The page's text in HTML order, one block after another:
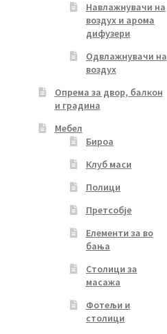
Навлажнувачи на
воздух и арома
дифузери
Одвлажнувачи на
воздух
Опрема за двор, балкон
и градина
Мебел
Бироа
Клуб маси
Полици
Претсобје
Елементи за во
бања
Столици за
масажа
Фотељи и
столици